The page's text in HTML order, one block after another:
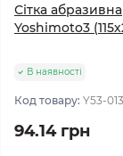
Сітка абразивна
Yoshimoto3
В наявності
Код товару: Y53-013
94.14 грн